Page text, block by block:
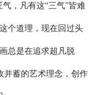
，凡有这“三气”皆难
个道理，现在回过头
总是在追求超凡脱
并蓄的艺术理念，创作